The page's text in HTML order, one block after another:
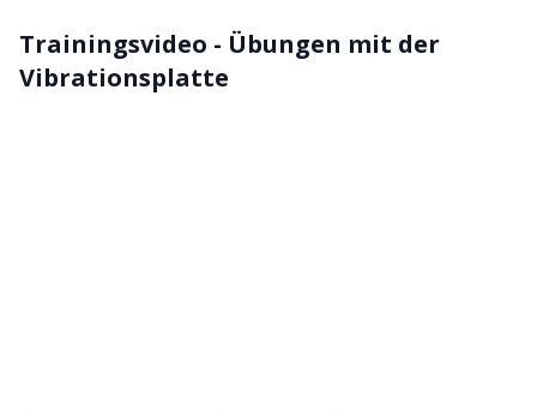
Trainingsvideo - Übungen mit der
Vibrationsplatte